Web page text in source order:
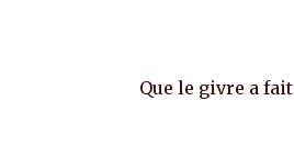
Que le givre a